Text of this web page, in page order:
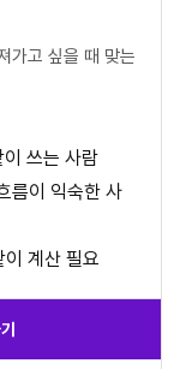
가고 싶을 때 맞는
이 쓰는 사람
이 익숙한 사
계산 필요